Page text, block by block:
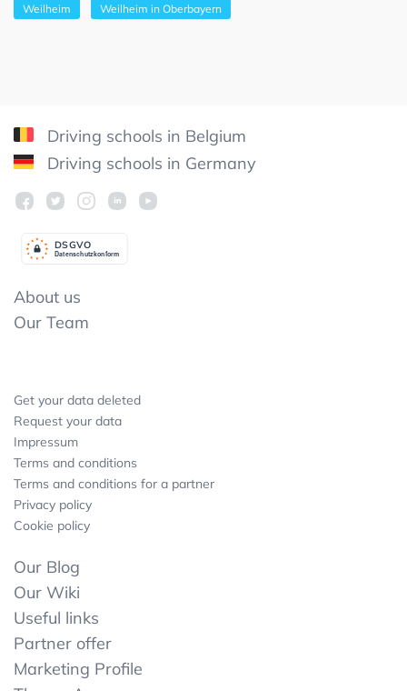
Weilheim Weilheim in Oberbayern
Driving schools in Belgium
Driving schools in Germany
Datenschutzkonform
DSGVO
About us
Our Team
Get your data deleted
Request your data
Impressum
Terms and conditions
Terms and conditions for a partner
Privacy policy
Cookie policy
Our Blog
Our Wiki
Useful links
Partner offer
Marketing Profile